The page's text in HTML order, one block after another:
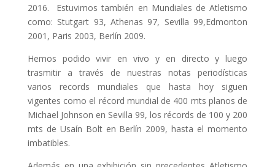
2016. Estuvimos también en Mundiales de Atletismo
como: Stutgart 93, Athenas 97, Sevilla 99,Edmonton
2001, Paris 2003, Berlín 2009.
Hemos podido vivir en vivo y en directo y luego
trasmitir a través de nuestras notas periodísticas
varios records mundiales que hasta hoy siguen
vigentes como el récord mundial de 400 mts planos de
Michael Johnson en Sevilla 99, los récords de 100 y 200
mts de Usaín Bolt en Berlín 2009, hasta el momento
imbatibles.